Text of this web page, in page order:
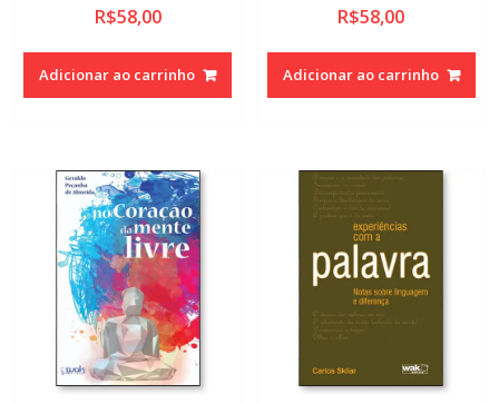
R$58,00
Adicionar ao carrinho
R$58,00
Adicionar ao carrinho